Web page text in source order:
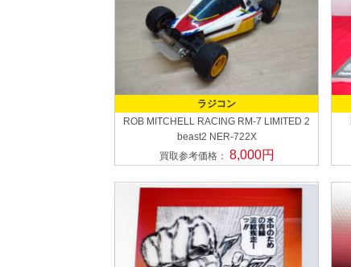
ラジコン
ROB MITCHELL RACING RM-7 LIMITED 2
beast2 NER-722X
買取参考価格： 8,000円